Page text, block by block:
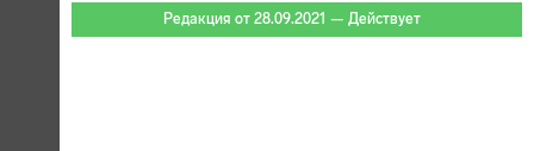
Редакция от 28.09.2021 — Действует